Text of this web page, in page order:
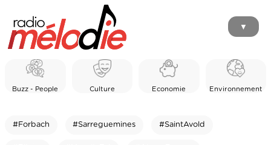
▼
Buzz - People Culture Economie Environnement
#Forbach #Sarreguemines #SaintAvold